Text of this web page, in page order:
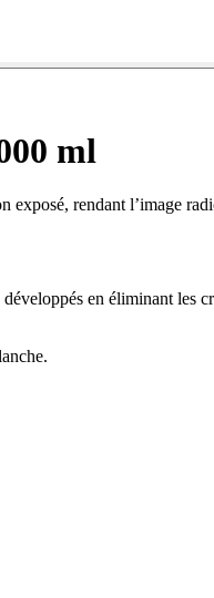
ml
rendant l’image
en éliminant les